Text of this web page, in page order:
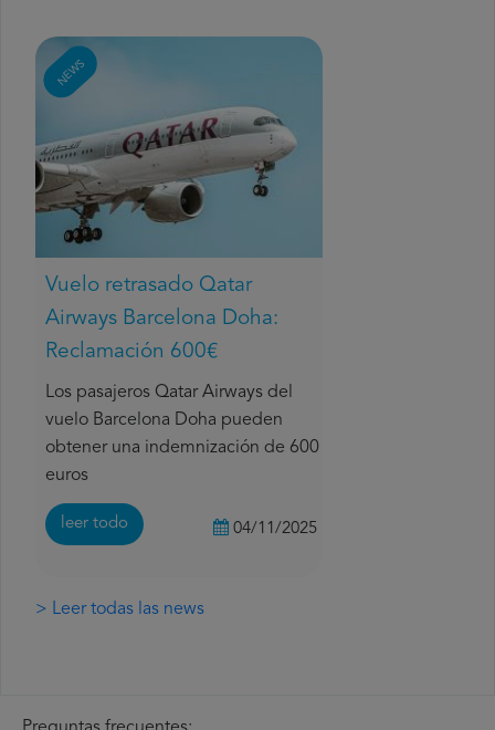
NEWS
Vuelo retrasado Qatar
Airways Barcelona Doha:
Reclamación 600€
Los pasajeros Qatar Airways del
vuelo Barcelona Doha pueden
obtener una indemnización de 600
euros
leer todo 04/11/2025
> Leer todas las news